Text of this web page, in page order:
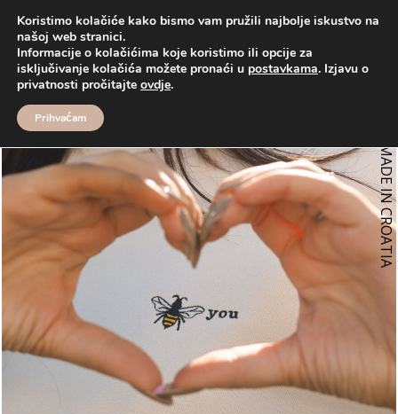
Proizvodi Duksice ♡ DUKSICA | BEE YOU
Koristimo kolačiće kako bismo vam pružili najbolje iskustvo na
našoj web stranici.
Informacije o kolačićima koje koristimo ili opcije za
isključivanje kolačića možete pronaći u postavkama. Izjavu o
privatnosti pročitajte ovdje.
Prihvaćam